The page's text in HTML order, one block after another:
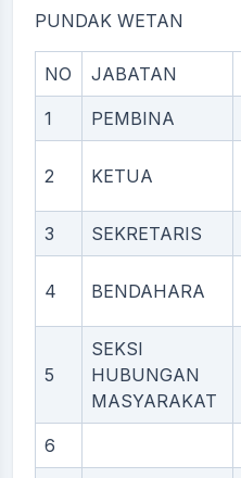
PUNDAK WETAN
NO JABATAN
1 PEMBINA
2 KETUA
3 SEKRETARIS
4 BENDAHARA
5
SEKSI
HUBUNGAN
MASYARAKAT
6